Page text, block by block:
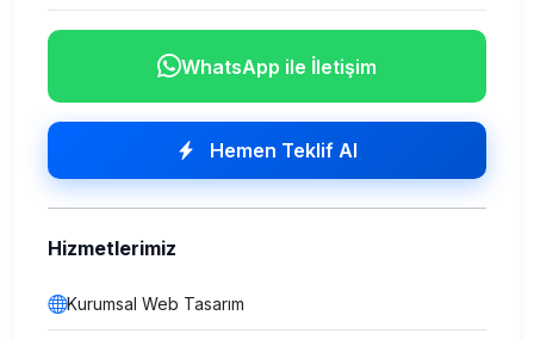
WhatsApp ile İletişim
Hemen Teklif Al
Hizmetlerimiz
Kurumsal Web Tasarım